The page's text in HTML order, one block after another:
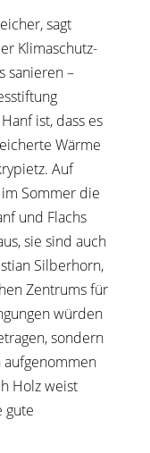
sagt
Klimaschutz-
sanieren –
ist, dass es
Wärme
Auf
Sommer die
und Flachs
sie sind auch
Silberhorn,
Zentrums für
würden
sondern
Holz weist
gute